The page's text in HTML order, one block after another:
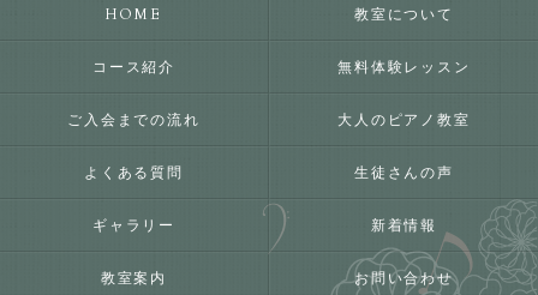
HOME 教室について
コース紹介 無料体験レッスン
ご入会までの流れ 大人のピアノ教室
よくある質問 生徒さんの声
ギャラリー 新着情報
教室案内 お問い合わせ